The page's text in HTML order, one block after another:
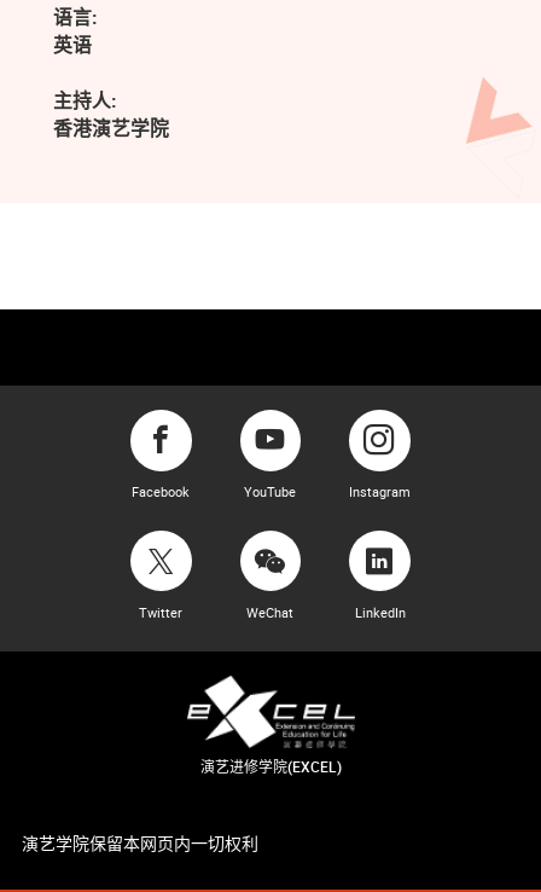
语言:
英语
主持人:
香港演艺学院
Facebook YouTube Instagram
Twitter WeChat LinkedIn
演艺进修学院(EXCEL)
演艺学院保留本网页内一切权利